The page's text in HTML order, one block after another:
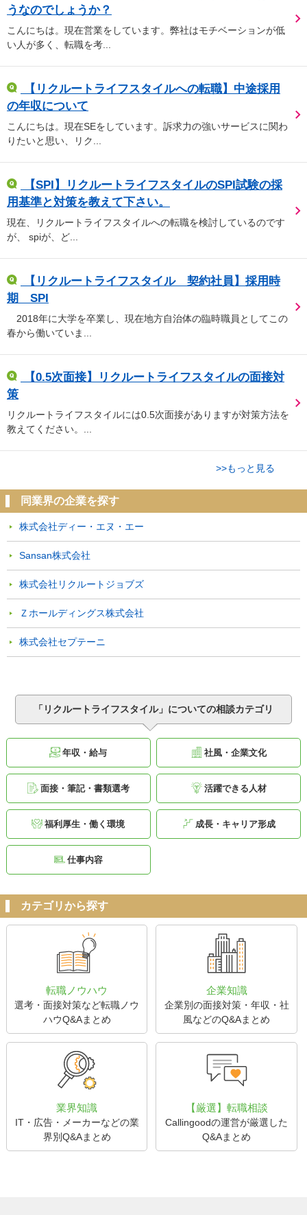
うなのでしょうか？
こんにちは。現在営業をしています。弊社はモチベーションが低
い人が多く、転職を考...
【リクルートライフスタイルへの転職】中途採用
の年収について
こんにちは。現在SEをしています。訴求力の強いサービスに関わ
りたいと思い、リク...
【SPI】リクルートライフスタイルのSPI試験の採
用基準と対策を教えて下さい。
現在、リクルートライフスタイルへの転職を検討しているのです
が、 spiが、ど...
【リクルートライフスタイル 契約社員】採用時
期 SPI
2018年に大学を卒業し、現在地方自治体の臨時職員としてこの
春から働いていま...
【0.5次面接】リクルートライフスタイルの面接対
策
リクルートライフスタイルには0.5次面接がありますが対策方法を
教えてください。...
>>もっと見る
同業界の企業を探す
株式会社ディー・エヌ・エー
Sansan株式会社
株式会社リクルートジョブズ
Ｚホールディングス株式会社
株式会社セプテーニ
「リクルートライフスタイル」についての相談カテゴリ
年収・給与 社風・企業文化
面接・筆記・書類選考 活躍できる人材
福利厚生・働く環境 成長・キャリア形成
仕事内容
カテゴリから探す
転職ノウハウ
選考・面接対策など転職ノウ
ハウQ&Aまとめ
企業知識
企業別の面接対策・年収・社
風などのQ&Aまとめ
業界知識
IT・広告・メーカーなどの業
界別Q&Aまとめ
【厳選】転職相談
Callingoodの運営が厳選した
Q&Aまとめ